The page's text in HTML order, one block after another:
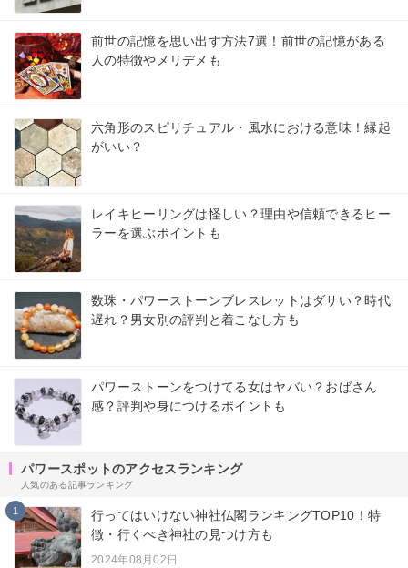
前世の記憶を思い出す方法7選！前世の記憶がある
人の特徴やメリデメも
六角形のスピリチュアル・風水における意味！縁起
がいい？
レイキヒーリングは怪しい？理由や信頼できるヒー
ラーを選ぶポイントも
数珠・パワーストーンブレスレットはダサい？時代
遅れ？男女別の評判と着こなし方も
パワーストーンをつけてる女はヤバい？おばさん
感？評判や身につけるポイントも
パワースポットのアクセスランキング
人気のある記事ランキング
1
行ってはいけない神社仏閣ランキングTOP10！特
徴・行くべき神社の見つけ方も
2024年08月02日